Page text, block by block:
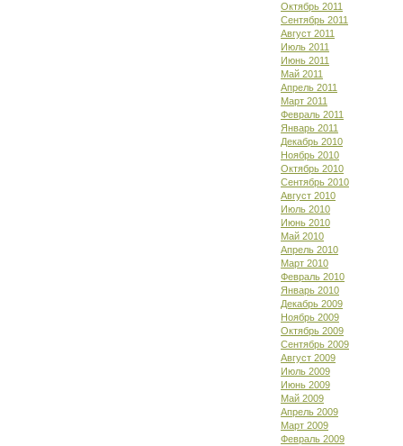
Октябрь 2011
Сентябрь 2011
Август 2011
Июль 2011
Июнь 2011
Май 2011
Апрель 2011
Март 2011
Февраль 2011
Январь 2011
Декабрь 2010
Ноябрь 2010
Октябрь 2010
Сентябрь 2010
Август 2010
Июль 2010
Июнь 2010
Май 2010
Апрель 2010
Март 2010
Февраль 2010
Январь 2010
Декабрь 2009
Ноябрь 2009
Октябрь 2009
Сентябрь 2009
Август 2009
Июль 2009
Июнь 2009
Май 2009
Апрель 2009
Март 2009
Февраль 2009